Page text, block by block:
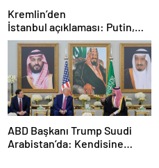
Kremlin’den
İstanbul açıklaması: Putin,
zirveye katılacak mı?
ABD Başkanı Trump Suudi
Arabistan’da: Kendisine